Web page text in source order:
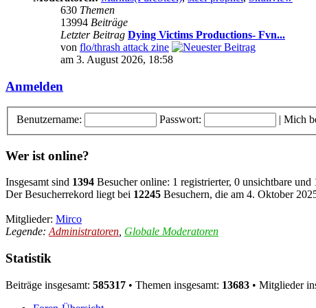
630 Themen
13994 Beiträge
Letzter Beitrag Dying Victims Productions- Fvn...
von flo/thrash attack zine
am 3. August 2026, 18:58
Anmelden
Benutzername: Passwort: | Mich
Wer ist online?
Insgesamt sind 1394 Besucher online: 1 registrierter, 0 unsichtbare
Der Besucherrekord liegt bei 12245 Besuchern, die am 4. Oktober
Mitglieder: Mirco
Legende: Administratoren Globale Moderatoren
Statistik
Beiträge insgesamt: 585317 • Themen insgesamt: 13683 • Mitglieder